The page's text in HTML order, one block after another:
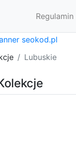
Regulamin
Lubuskie